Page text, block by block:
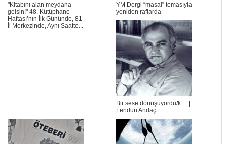
"Kitabını alan meydana
gelsin!" 48. Kütüphane
Haftası’nın İlk Gününde, 81
İl Merkezinde, Aynı Saatte...
YM Dergi “masal” temasıyla
yeniden raflarda
Bir sese dönüşüyordu/k… |
Feridun Andaç